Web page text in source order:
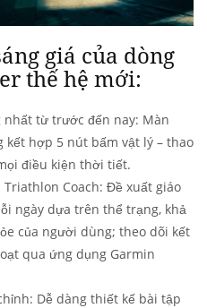
giá của dòng
thế hệ mới:
nhất từ trước đến nay: Màn
kết hợp 5 nút bấm vật lý – thao
điều kiện thời tiết.
Coach: Đề xuất giáo
ngày dựa trên thể trạng, khả
của người dùng; theo dõi kết
qua ứng dụng Garmin
Dễ dàng thiết kế bài tập